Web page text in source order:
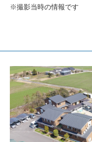
※撮影当時の情報です